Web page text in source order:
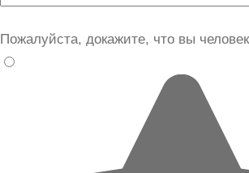
Пожалуйста, докажите, что вы